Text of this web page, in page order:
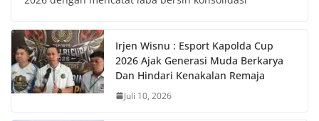
Irjen Wisnu : Esport Kapolda Cup
2026 Ajak Generasi Muda Berkarya
Dan Hindari Kenakalan Remaja
Juli 10, 2026